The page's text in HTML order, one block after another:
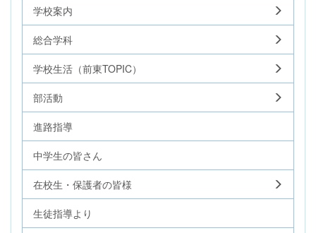
学校案内
総合学科
学校生活（前東TOPIC）
部活動
進路指導
中学生の皆さん
在校生・保護者の皆様
生徒指導より